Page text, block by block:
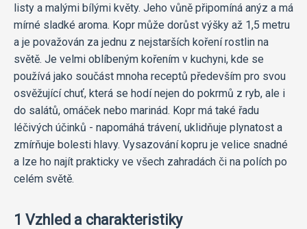
listy a malými bílými květy. Jeho vůně připomíná anýz a má
mírné sladké aroma. Kopr může dorůst výšky až 1,5 metru
a je považován za jednu z nejstarších koření rostlin na
světě. Je velmi oblíbeným kořením v kuchyni, kde se
používá jako součást mnoha receptů především pro svou
osvěžující chuť, která se hodí nejen do pokrmů z ryb, ale i
do salátů, omáček nebo marinád. Kopr má také řadu
léčivých účinků - napomáhá trávení, uklidňuje plynatost a
zmírňuje bolesti hlavy. Vysazování kopru je velice snadné
a lze ho najít prakticky ve všech zahradách či na polích po
celém světě.
1 Vzhled a charakteristiky